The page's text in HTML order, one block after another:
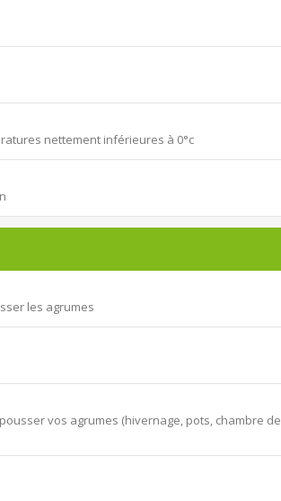
nettement inférieures à 0°c
les agrumes
vos agrumes (hivernage, pots, chambre de